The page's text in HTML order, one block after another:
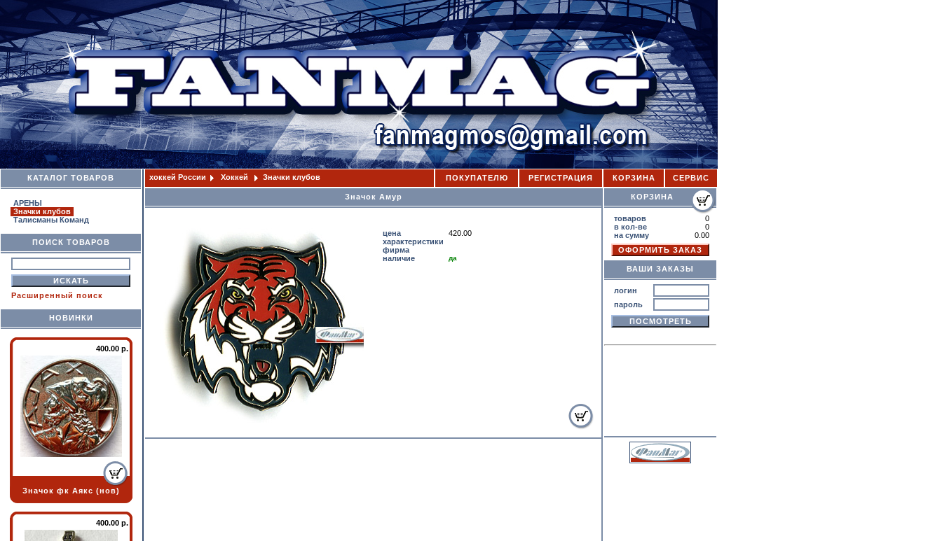
КАТАЛОГ ТОВАРОВ
АРЕНЫ
Значки клубов
Талисманы Команд
ПОИСК ТОВАРОВ
Расширенный поиск
НОВИНКИ
400.00 р.
Значок фк Аякс (нов)
400.00 р.
хоккей России Хоккей Значки клубов ПОКУПАТЕЛЮ РЕГИСТРАЦИЯ КОРЗИНА СЕРВИС
Значок Амур
цена
420.00
характеристики
фирма
наличие
да
КОРЗИНА
товаров
0
в кол-ве
0
на сумму
0.00
ВАШИ ЗАКАЗЫ
логин
пароль